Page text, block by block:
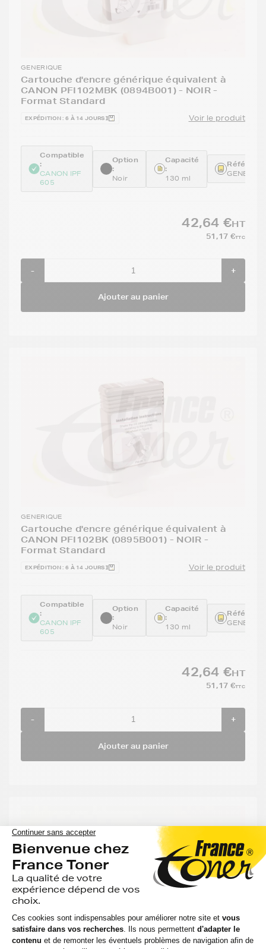
GENERIQUE
Cartouche d'encre générique équivalent à
CANON PFI102MBK (0894B001) - NOIR -
Format Standard
EXPÉDITION : 6 À 14 JOURS Voir le produit
Compatible
:
CANON IPF
605
Option
:
Noir
Capacité
:
130 ml
42,64 €HT
51,17 €TTC
- +
Ajouter au panier
GENERIQUE
Cartouche d'encre générique équivalent à
CANON PFI102BK (0895B001) - NOIR -
Format Standard
EXPÉDITION : 6 À 14 JOURS Voir le produit
Compatible
:
CANON IPF
605
Option
:
Noir
Capacité
:
130 ml
42,64 €HT
51,17 €TTC
- +
Ajouter au panier